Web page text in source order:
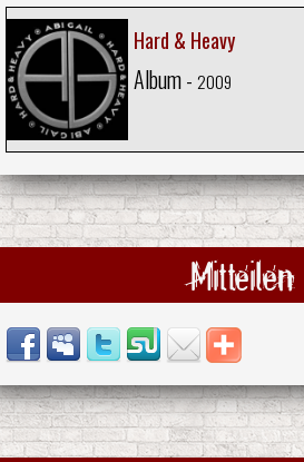
Hard & Heavy
Album - 2009
Mitteilen